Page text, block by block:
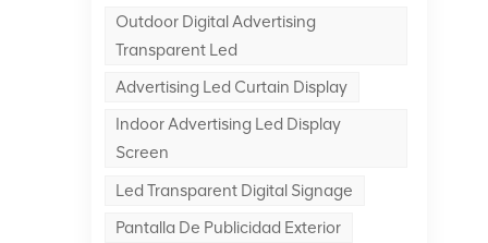
Outdoor Digital Advertising
Transparent Led
Advertising Led Curtain Display
Indoor Advertising Led Display
Screen
Led Transparent Digital Signage
Pantalla De Publicidad Exterior